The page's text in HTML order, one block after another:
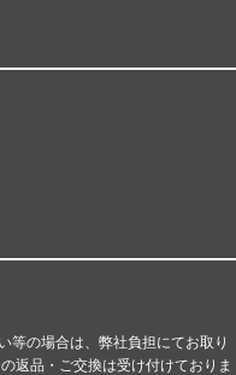
等の場合は、弊社負担にてお取り
返品・ご交換は受け付けておりま